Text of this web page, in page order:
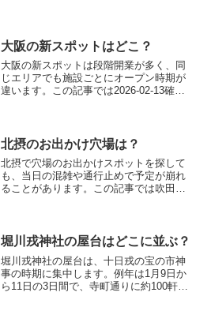
例で整理します。神戸弁と...
大阪の新スポットはどこ？
大阪の新スポットは段階開業が多く、同
じエリアでも施設ごとにオープン時期が
違います。この記事では2026-02-13確認
結論として新ス...
北摂のお出かけ穴場は？
北摂で穴場のお出かけスポットを探して
も、当日の混雑や通行止めで予定が崩れ
ることがあります。この記事では吹田
月山動物園やダムパークいば...
堀川戎神社の屋台はどこに並ぶ？
堀川戎神社の屋台は、十日戎の宝の市神
事の時期に集中します。例年は1月9日か
ら11日の3日間で、寺町通りに約100軒の